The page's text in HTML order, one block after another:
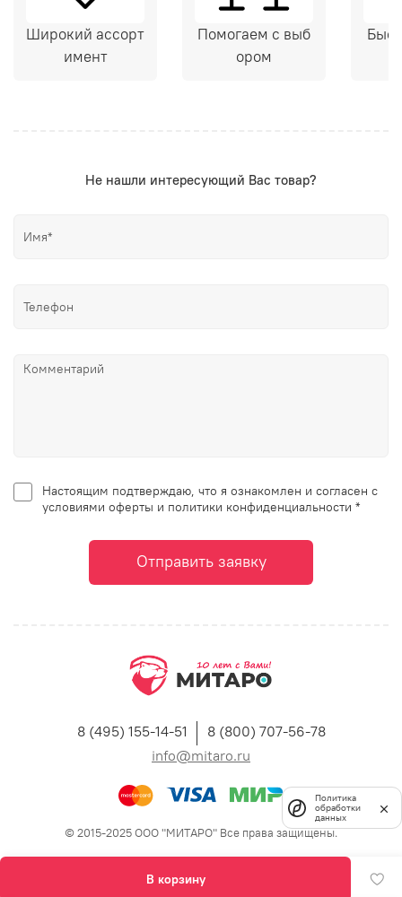
В корзину
Широкий ассорт
имент
Помогаем с выб
ором
Не нашли интересующий Вас товар?
Настоящим подтверждаю, что я ознакомлен и согласен с
условиями оферты и политики конфиденциальности *
Отправить заявку
8 (495) 155-14-51
8 (800) 707-56-78
info@mitaro.ru
© 2015-2025 ООО "МИТАРО" Все права защищены.
Политика
обработки
данных